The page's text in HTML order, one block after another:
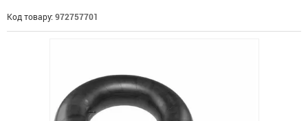
Код товару: 972757701